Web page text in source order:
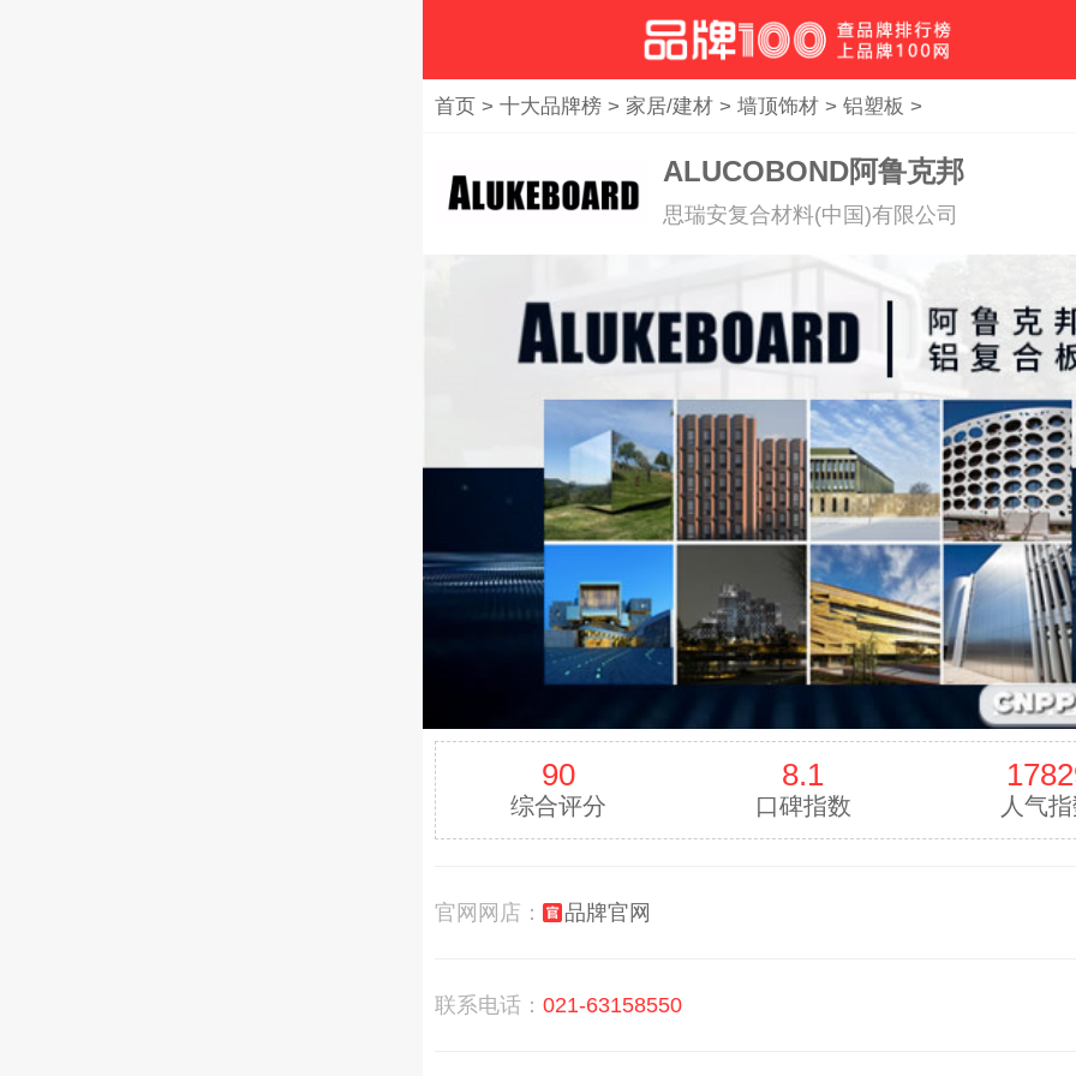
首页 > 十大品牌榜 > 家居/建材 > 墙顶饰材 > 铝塑板 >
ALUCOBOND阿鲁克邦
思瑞安复合材料(中国)有限公司
90
综合评分
8.1
口碑指数 人气
官网网店： 品牌官网
联系电话： 021-63158550